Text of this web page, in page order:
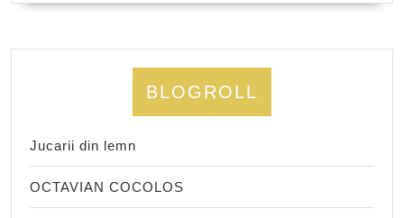
BLOGROLL
Jucarii din lemn
OCTAVIAN COCOLOS